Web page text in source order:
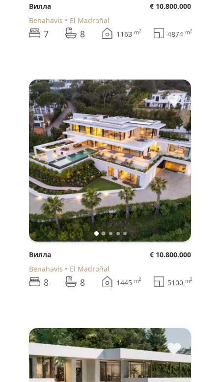
Вилла
€ 10.800.000
Benahavís
El Madroñal
7 8 1163 m2 4874 m2
♥
Вилла
€ 10.800.000
Benahavís
El Madroñal
8 8 1445 m2 5100 m2
♥